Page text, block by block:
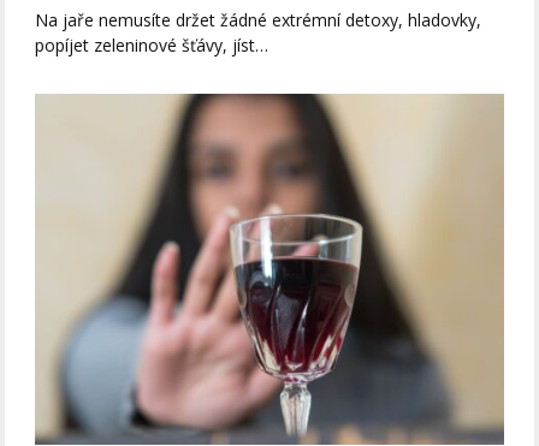
Na jaře nemusíte držet žádné extrémní detoxy, hladovky,
popíjet zeleninové šťávy, jíst…